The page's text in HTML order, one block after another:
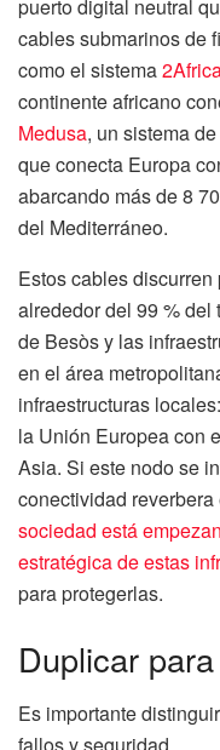
puerto digital neutral
cables submarinos de
como el sistema
continente africano
Medusa, un sistema
que conecta Europa
abarcando más de 8
del Mediterráneo.
Estos cables
alrededor del 99 % del
de Besòs y las
en el área
infraestructuras
la Unión Europea con
Asia. Si este nodo se
conectividad
sociedad está
estratégica de estas
para protegerlas.
Duplicar
Es importante
fallos y seguridad.